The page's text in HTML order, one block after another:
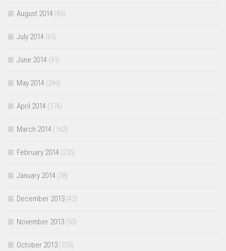
August 2014 (46)
July 2014 (65)
June 2014 (91)
May 2014 (246)
April 2014 (174)
March 2014 (162)
February 2014 (235)
January 2014 (58)
December 2013 (42)
November 2013 (50)
October 2013 (709)